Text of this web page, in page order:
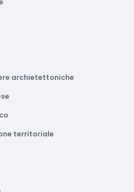
archietettoniche
territoriale